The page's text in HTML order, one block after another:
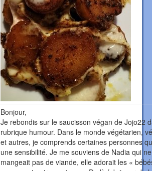
Bonjour,
Je rebondis sur le saucisson végan de Jojo22
rubrique humour. Dans le monde végétarien,
et autres, je comprends certaines personnes
une sensibilité. Je me souviens de Nadia qui ne
mangeait pas de viande, elle adorait les «